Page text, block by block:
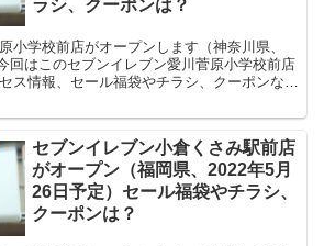
ラシ、クーポンは？
小学校前店がオープンします（神奈川県、
回はこのセブンイレブン愛川菅原小学校前店
ス情報、セール福袋やチラシ、クーポンなど
セブンイレブン小倉くさみ駅前店
がオープン（福岡県、2022年5月
26日予定）セール福袋やチラシ、
クーポンは？